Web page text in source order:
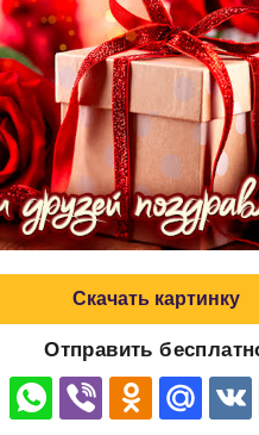
Скачать картинку
Отправить